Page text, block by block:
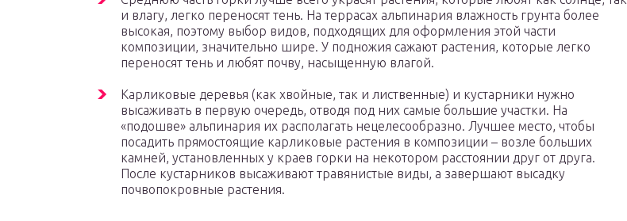
и влагу, легко переносят тень. На террасах альпинария влажность грунта более
высокая, поэтому выбор видов, подходящих для оформления этой части
композиции, значительно шире. У подножия сажают растения, которые легко
переносят тень и любят почву, насыщенную влагой.
Карликовые деревья (как хвойные, так и лиственные) и кустарники нужно
высаживать в первую очередь, отводя под них самые большие участки. На
«подошве» альпинария их располагать нецелесообразно. Лучшее место, чтобы
посадить прямостоящие карликовые растения в композиции – возле больших
камней, установленных у краев горки на некотором расстоянии друг от друга.
После кустарников высаживают травянистые виды, а завершают высадку
почвопокровные растения.